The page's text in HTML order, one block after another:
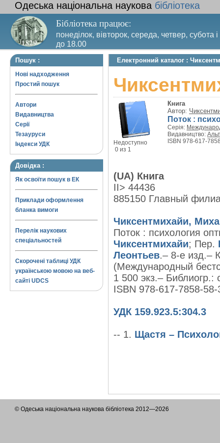
Одеська національна наукова бібліотека
Бібліотека працює:
понеділок, вівторок, середа, четвер, субота
до 18.00
Вихідний день – п’ятниця. Останній четвер
Пошук :
Нові надходження
Простий пошук
Автори
Видавництва
Серії
Тезауруси
Індекси УДК
Довідка :
Як освоїти пошук в ЕК
Приклади оформлення
бланка вимоги
Перелік наукових
спеціальностей
Скорочені таблиці УДК
українською мовою на веб-
сайті UDCS
Електронний каталог :
Недоступно
0 из 1
Книга
Автор:
Поток :
Серія:
Видавництво:
ISBN 978-617-
(UA) Книга
II> 44436
885150 Главный
Чиксентмихайи,
Поток : психология
Чиксентмихайи; Пер.
Леонтьев.– 8-е изд.–
(Международный
1 500 экз.–
ISBN 978-617-7858-58-
УДК 159.923.5:304.3
-- 1. Щастя –
© Одеська національна наукова бібліотека 2012—2026